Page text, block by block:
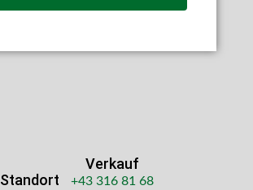
Standort
Verkauf
+43 316 81 68